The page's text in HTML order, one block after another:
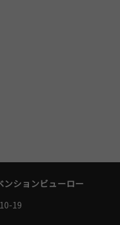
ンションビューロー
19